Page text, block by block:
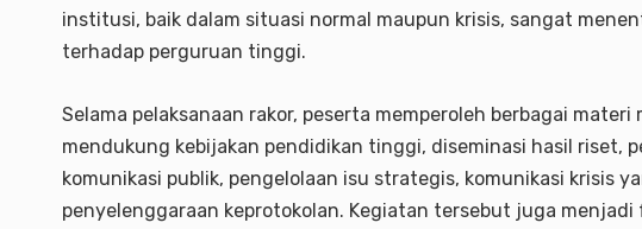
institusi, baik dalam situasi normal maupun krisis, sangat
terhadap perguruan tinggi.
Selama pelaksanaan rakor, peserta memperoleh berbagai
mendukung kebijakan pendidikan tinggi, diseminasi hasil riset,
komunikasi publik, pengelolaan isu strategis, komunikasi krisis
penyelenggaraan keprotokolan. Kegiatan tersebut juga